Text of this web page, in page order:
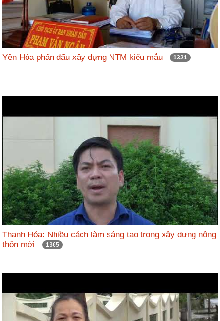
Yên Hòa phấn đấu xây dựng NTM kiểu mẫu 1321
Thanh Hóa: Nhiều cách làm sáng tạo trong xây dựng nông
thôn mới
1365